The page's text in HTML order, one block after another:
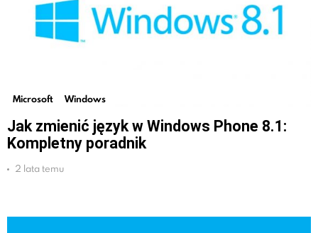
Microsoft Windows
Jak zmienić język w Windows Phone 8.1:
Kompletny poradnik
2 lata temu